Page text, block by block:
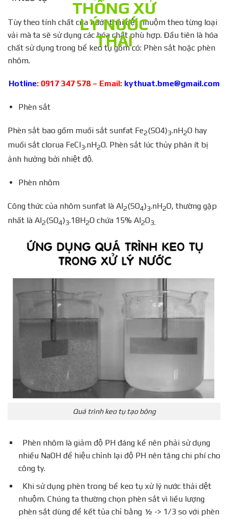
Tùy theo tính chất của nước thải dệt nhuộm theo từng loại
vải mà ta sẽ sử dụng các hóa chất phù hợp. Đầu tiên là hóa
chất sử dụng trong bể keo tụ gồm có: Phèn sắt hoặc phèn
nhôm.
Hotline: 0917 347 578 – Email: kythuat.bme@gmail.com
Phèn sắt
Phèn sắt bao gồm muối sắt sunfat Fe2(SO4)3.nH2O hay
muối sắt clorua FeCl3.nH2O. Phèn sắt lúc thủy phân ít bị
ảnh hưởng bởi nhiệt độ.
Phèn nhôm
Công thức của nhôm sunfat là Al2(SO4)3.nH2O, thường gặp
nhất là Al2(SO4)3.18H2O chứa 15% Al2O3.
Quá trình keo tụ tạo bông
Phèn nhôm là giảm độ PH đáng kể nên phải sử dụng
nhiều NaOH để hiệu chỉnh lại độ PH nên tăng chi phí cho
công ty.
Khi sử dụng phèn trong bể keo tụ xử lý nước thải dệt
nhuộm. Chúng ta thường chọn phèn sắt vì liều lượng
phèn sắt dùng để kết tủa chỉ bằng ½ -> 1/3 so với phèn